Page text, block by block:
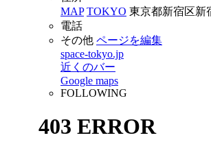
MAP TOKYO 東京都新宿区新
電話
その他 ページを編集
space-tokyo.jp
近くのバー
Google maps
FOLLOWING